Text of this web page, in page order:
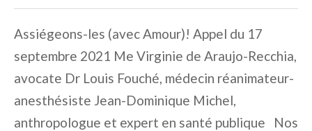
Assiégeons-les (avec Amour)! Appel du 17
septembre 2021 Me Virginie de Araujo-Recchia,
avocate Dr Louis Fouché, médecin réanimateur-
anesthésiste Jean-Dominique Michel,
anthropologue et expert en santé publique Nos